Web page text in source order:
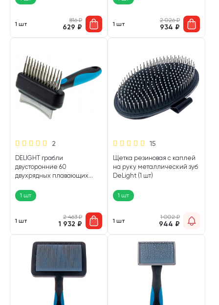
1 шт
816₽
629 ₽ 1 шт
2 026₽
934 ₽
2
DELIGHT грабли
двусторонние 60
двухрядных плавающих
(1 шт)
1 шт
1 шт
2 463₽
1 932 ₽
15
Щетка резиновая с каплей
на руку металлический зуб
DeLight (1 шт)
1 шт
1 шт
1 002₽
944 ₽